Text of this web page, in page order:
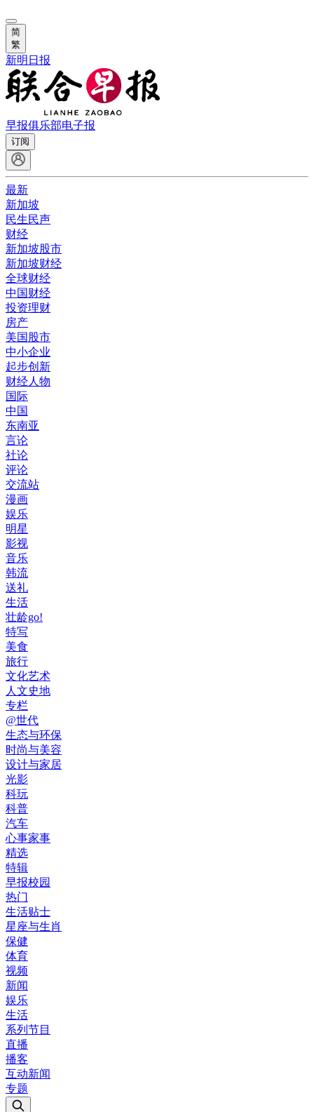
简
繁
新明日报
早报俱乐部电子报
订阅
最新
新加坡
民生民声
财经
新加坡股市
新加坡财经
全球财经
中国财经
投资理财
房产
美国股市
中小企业
起步创新
财经人物
国际
中国
东南亚
言论
社论
评论
交流站
漫画
娱乐
明星
影视
音乐
韩流
送礼
生活
壮龄go!
特写
美食
旅行
文化艺术
人文史地
专栏
@世代
生态与环保
时尚与美容
设计与家居
光影
科玩
科普
汽车
心事家事
精选
特辑
早报校园
热门
生活贴士
星座与生肖
保健
体育
视频
新闻
娱乐
生活
系列节目
直播
播客
互动新闻
专题